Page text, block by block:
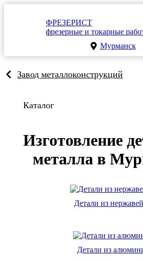
ФРЕЗЕРИСТ
фрезерные и токарные
Мурманск
Завод металлоконструкций
Каталог
Изготовление
металла в
Детали из
Детали из